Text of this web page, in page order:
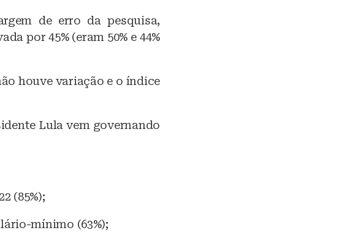
de erro da pesquisa,
por 45% (eram 50% e 44%
houve variação e o índice
Lula vem governando
(85%);
mínimo (63%);